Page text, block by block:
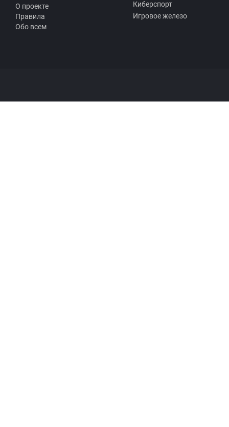
О проекте
Правила
Обо всем
Киберспорт
Игровое железо